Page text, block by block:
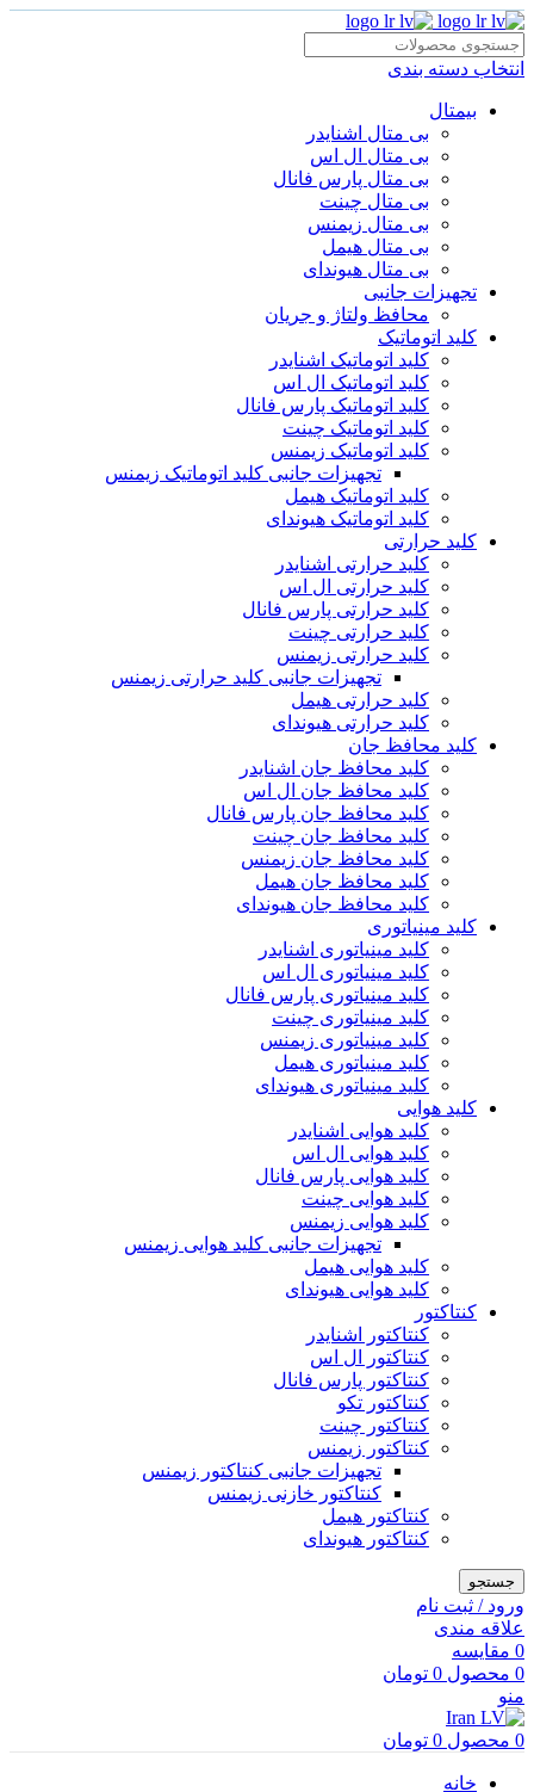
انتخاب دسته بندی
بیمتال
بی متال اشنایدر
بی متال ال اس
بی متال پارس فانال
بی متال چینت
بی متال زیمنس
بی متال هیمل
بی متال هیوندای
تجهیزات جانبی
محافظ ولتاژ و‌ جریان
کلید اتوماتیک
کلید اتوماتیک اشنایدر
کلید اتوماتیک ال اس
کلید اتوماتیک پارس فانال
کلید اتوماتیک چینت
کلید اتوماتیک زیمنس
تجهیزات جانبی کلید اتوماتیک زیمنس
کلید اتوماتیک هیمل
کلید اتوماتیک هیوندای
کلید حرارتی
کلید حرارتی اشنایدر
کلید حرارتی ال اس
کلید حرارتی پارس فانال
کلید حرارتی چینت
کلید حرارتی زیمنس
تجهیزات جانبی کلید حرارتی زیمنس
کلید حرارتی هیمل
کلید حرارتی هیوندای
کلید محافظ جان
کلید محافظ جان اشنایدر
کلید محافظ جان ال اس
کلید محافظ جان پارس فانال
کلید محافظ جان چینت
کلید محافظ جان زیمنس
کلید محافظ جان هیمل
کلید محافظ جان هیوندای
کلید مینیاتوری
کلید مینیاتوری اشنایدر
کلید مینیاتوری ال اس
کلید مینیاتوری پارس فانال
کلید مینیاتوری چینت
کلید مینیاتوری زیمنس
کلید مینیاتوری هیمل
کلید مینیاتوری هیوندای
کلید هوایی
کلید هوایی اشنایدر
کلید هوایی ال اس
کلید هوایی پارس فانال
کلید هوایی چینت
کلید هوایی زیمنس
تجهیزات جانبی کلید هوایی زیمنس
کلید هوایی هیمل
کلید هوایی هیوندای
کنتاکتور
کنتاکتور اشنایدر
کنتاکتور ال اس
کنتاکتور پارس فانال
کنتاکتور تکو
کنتاکتور چینت
کنتاکتور زیمنس
تجهیزات جانبی کنتاکتور زیمنس
کنتاکتور خازنی زیمنس
کنتاکتور هیمل
کنتاکتور هیوندای
جستجو
ورود / ثبت نام
علاقه مندی
0 مقایسه
0 محصول 0 تومان
منو
0 محصول 0 تومان
خانه